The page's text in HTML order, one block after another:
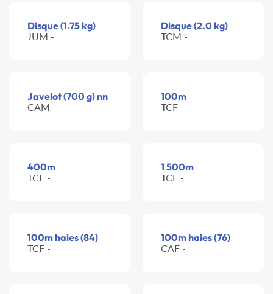
Disque (1.75 kg)
JUM -
Disque (2.0 kg)
TCM -
Javelot (700 g) nn
CAM -
100m
TCF -
400m
TCF -
1 500m
TCF -
100m haies (84)
TCF -
100m haies (76)
CAF -